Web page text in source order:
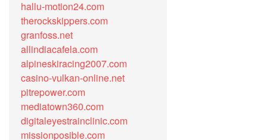
hallu-motion24.com
therockskippers.com
granfoss.net
allindiacafela.com
alpineskiracing2007.com
casino-vulkan-online.net
pitrepower.com
mediatown360.com
digitaleyestrainclinic.com
missionposible.com